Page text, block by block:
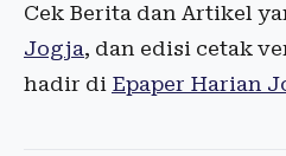
Cek Berita dan Artikel
Jogja, dan edisi cetak
hadir di Epaper Harian